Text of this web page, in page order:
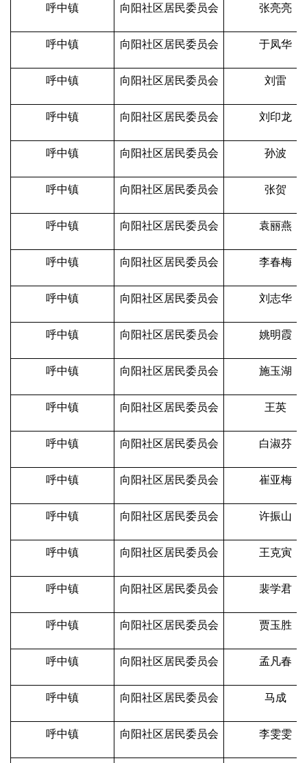
呼中镇 向阳社区居民委员会 张亮亮
呼中镇 向阳社区居民委员会 于凤华
呼中镇 向阳社区居民委员会 刘雷
呼中镇 向阳社区居民委员会 刘印龙
呼中镇 向阳社区居民委员会 孙波
呼中镇 向阳社区居民委员会 张贺
呼中镇 向阳社区居民委员会 袁丽燕
呼中镇 向阳社区居民委员会 李春梅
呼中镇 向阳社区居民委员会 刘志华
呼中镇 向阳社区居民委员会 姚明霞
呼中镇 向阳社区居民委员会 施玉湖
呼中镇 向阳社区居民委员会 王英
呼中镇 向阳社区居民委员会 白淑芬
呼中镇 向阳社区居民委员会 崔亚梅
呼中镇 向阳社区居民委员会 许振山
呼中镇 向阳社区居民委员会 王克寅
呼中镇 向阳社区居民委员会 裴学君
呼中镇 向阳社区居民委员会 贾玉胜
呼中镇 向阳社区居民委员会 孟凡春
呼中镇 向阳社区居民委员会 马成
呼中镇 向阳社区居民委员会 李雯雯